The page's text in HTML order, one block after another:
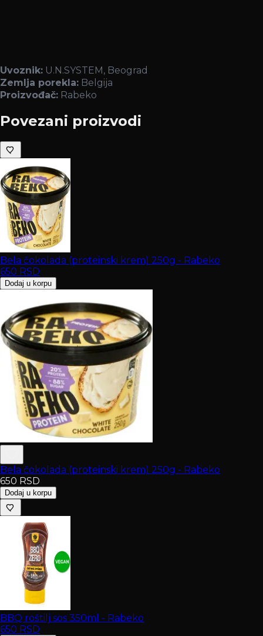
Uvoznik: U.N.SYSTEM, Beograd
Zemlja porekla: Belgija
Proizvođač: Rabeko
Povezani proizvodi
Bela čokolada (proteinski krem) 250g - Rabeko
650 RSD
Dodaj u korpu
Bela čokolada (proteinski krem) 250g - Rabeko
650 RSD
Dodaj u korpu
BBQ roštilj sos 350ml - Rabeko
650 RSD